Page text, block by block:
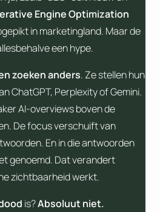
Engine Optimization
in marketingland. Maar de
een hype.
zoeken anders. Ze stellen hun
ChatGPT, Perplexity of Gemini.
AI-overviews boven de
De focus verschuift van
En in die antwoorden
genoemd. Dat verandert
zichtbaarheid werkt.
is?Absoluut niet.